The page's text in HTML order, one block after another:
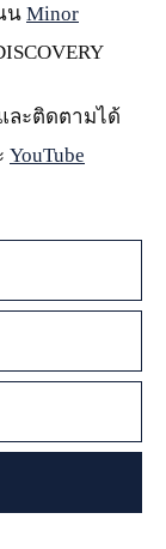
น Minor
ละติดตามได้
YouTube